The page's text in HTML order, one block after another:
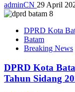
adminCN 29 April
DPRD Kota
Batam
Breaking News
DPRD Kota
Tahun Sidang